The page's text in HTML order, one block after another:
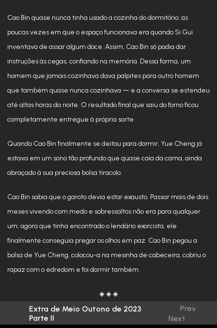
Cao Bin quase nunca tinha usado a cozinha do dormitório; as
poucas vezes em que o espaço funcionava era quando Si Gui
inventava de assar algum doce. Assim, Cao Bin só podia dar
instruções às cegas, confiando na memória. Dessa forma, um
homem que jamais cozinhava dava palpites para outro homem
que também quase nunca cozinhava — e a conversa se estendeu
até altas horas da noite. O resultado final que saiu do forno ficou
completamente entregue à própria sorte.
Quando Cao Bin finalmente se deitou para dormir, Yue Cheng já
estava em um sono tão profundo que quase caía da cama, ainda
abraçado à sua preciosa bolsa tiracolo.
Cao Bin sabia que o garoto devia estar exausto. Passar mais de dois
meses vivendo com medo e sobressaltos não era para qualquer
um; agora que tinha encontrado o lendário exorcista, ele
finalmente conseguia pregar os olhos em paz. Cao Bin pegou a
bolsa de Yue Cheng, colocou-a na mesinha de cabeceira, cobriu o
rapaz com o edredom e foi dormir também.
◈ ◈ ◈
No dia seguinte, Cao Bin saiu com Yue Cheng. Depois de vestir
Extra de Meio Outono de 2023
Parte II
Prev
Next